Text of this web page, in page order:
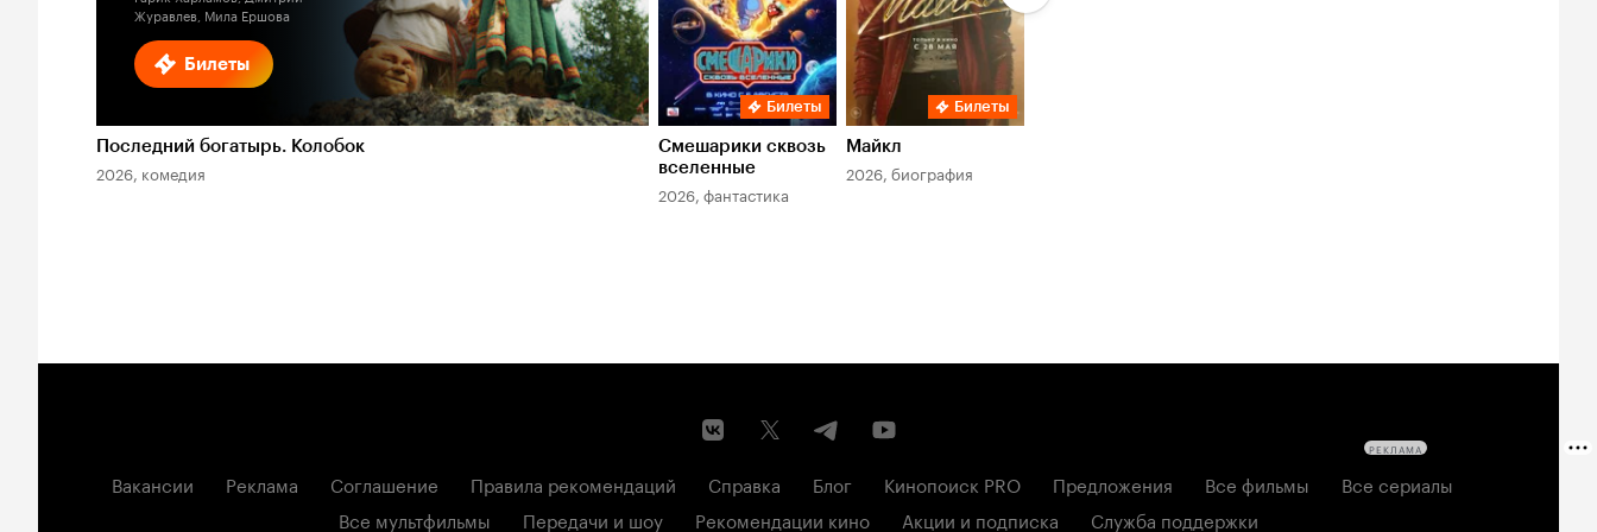
Билеты
Журавлев, Мила Ершова
Последний богатырь. Колобок
2026, комедия
Билеты
Смешарики сквозь
вселенные
2026, фантастика
Билеты
Майкл
2026, биография
Вакансии Реклама Соглашение Правила рекомендаций Справка Блог Кинопоиск PRO Предложения Все фильмы
Все сериалы
Все мультфильмы
Передачи и шоу Рекомендации кино Акции и подписка Служба поддержки
РЕКЛАМА